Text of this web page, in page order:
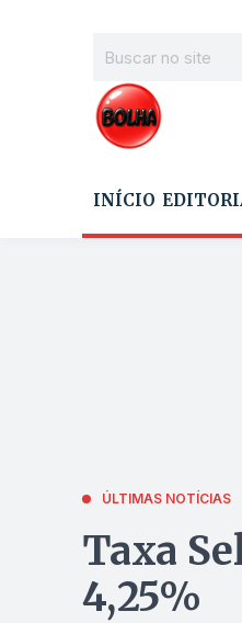
INÍCIO
ÚLTIMAS NOTÍCIAS
Taxa
4,25%